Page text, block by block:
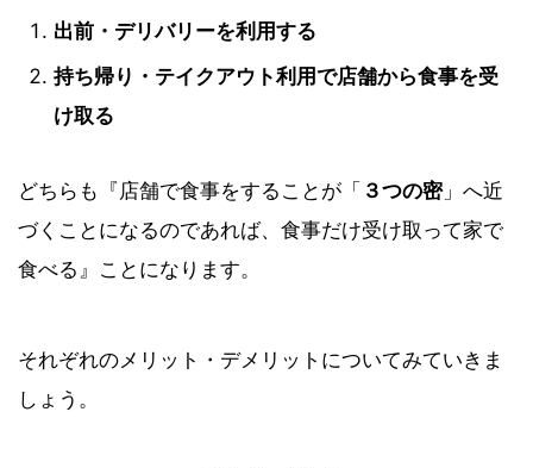
出前・デリバリーを利用する
持ち帰り・テイクアウト利用で店舗から食事を受
け取る
どちらも『店舗で食事をすることが「 ３つの密」へ近
づくことになるのであれば、食事だけ受け取って家で
食べる』ことになります。
それぞれのメリット・デメリットについてみていきま
しょう。